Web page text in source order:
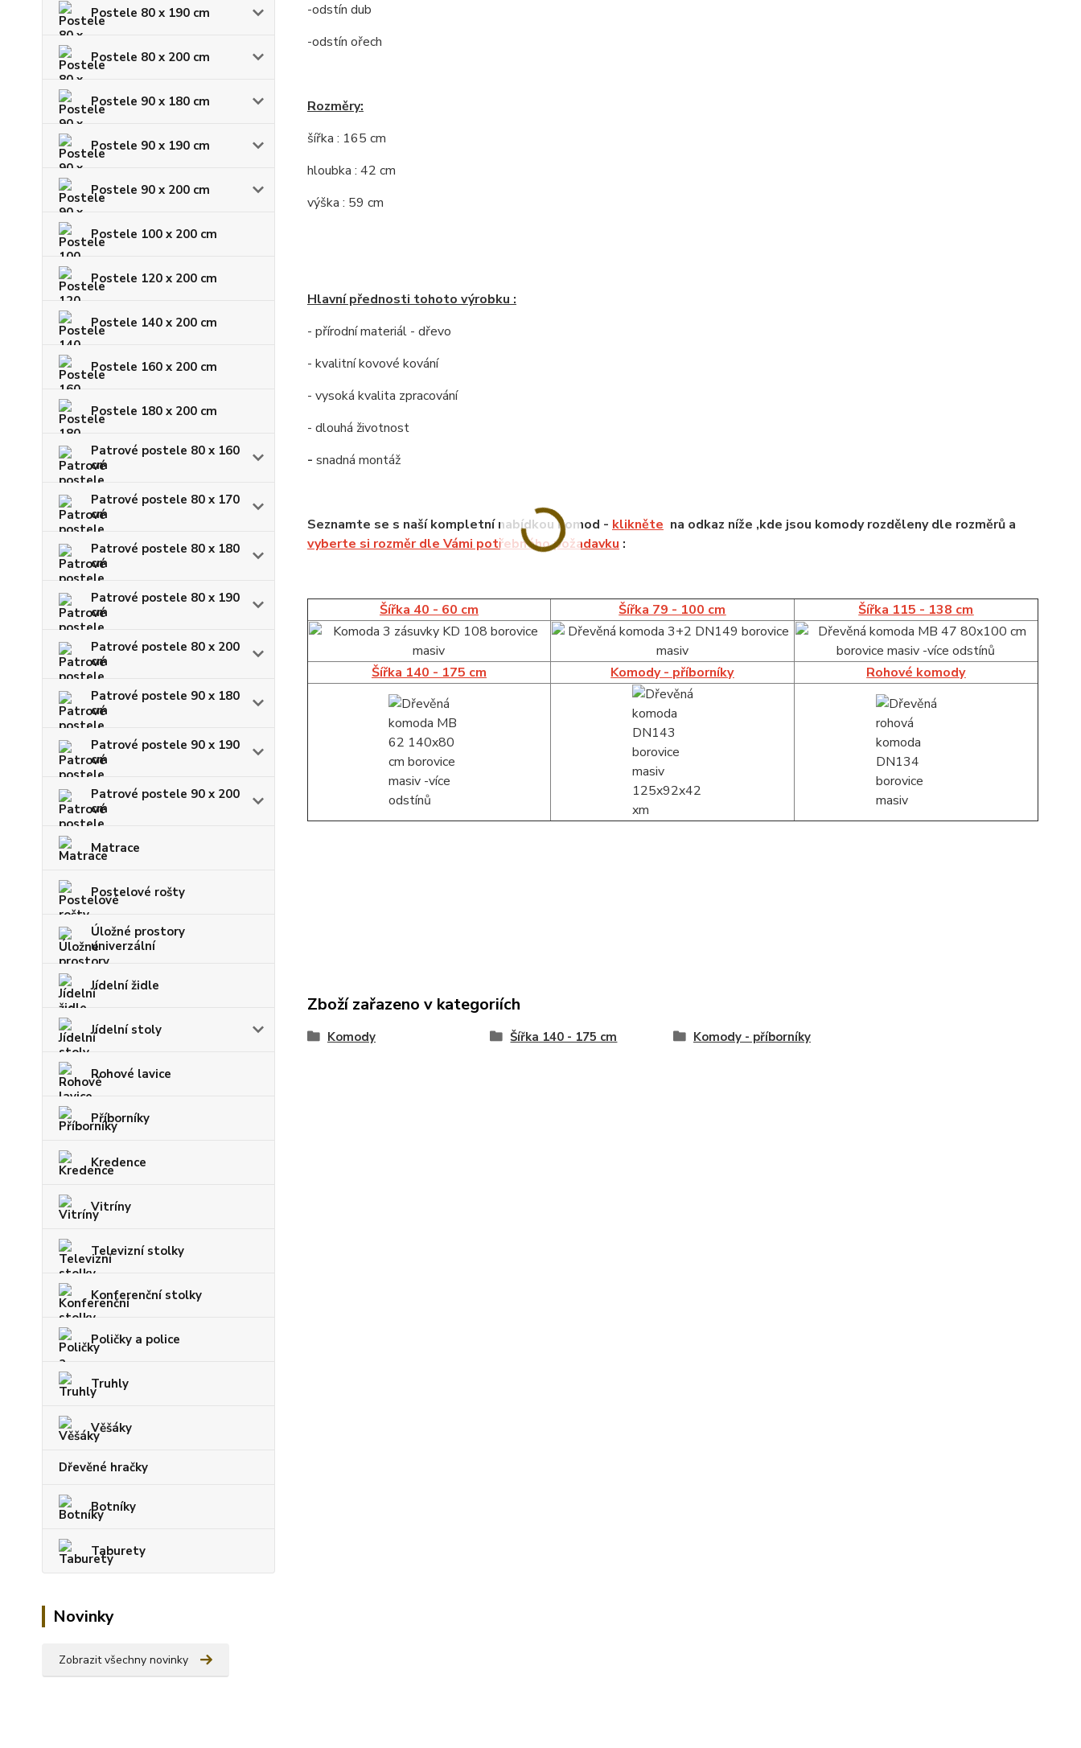
Postele 80 x 190 cm
Postele 80 x 200 cm
Postele 90 x 180 cm
Postele 90 x 190 cm
Postele 90 x 200 cm
Postele 100 x 200 cm
Postele 120 x 200 cm
Postele 140 x 200 cm
Postele 160 x 200 cm
Postele 180 x 200 cm
Patrové postele 80 x 160
cm
Patrové postele 80 x 170
cm
Patrové postele 80 x 180
cm
Patrové postele 80 x 190
cm
Patrové postele 80 x 200
cm
Patrové postele 90 x 180
cm
Patrové postele 90 x 190
cm
Patrové postele 90 x 200
cm
Matrace
Postelové rošty
Úložné prostory
univerzální
Jídelní židle
Jídelní stoly
Rohové lavice
Příborníky
Kredence
Vitríny
Televizní stolky
Konferenční stolky
Poličky a police
Truhly
Věšáky
Dřevěné hračky
Botníky
Taburety
Novinky
Zobrazit všechny novinky
-odstín dub
-odstín ořech
Rozměry:
šířka : 165 cm
hloubka : 42 cm
výška : 59 cm
Hlavní přednosti tohoto výrobku :
- přírodní materiál - dřevo
- kvalitní kovové kování
- vysoká kvalita zpracování
- dlouhá životnost
- snadná montáž
Seznamte se s naší kompletní nabídkou komod - klikněte na odkaz níže ,kde jsou komody rozděleny dle rozměrů a
vyberte si rozměr dle Vámi potřebného požadavku :
Šířka 40 - 60 cm Šířka 79 - 100 cm Šířka 115 - 138 cm
Šířka 140 - 175 cm Komody - příborníky Rohové komody
Zboží zařazeno v kategoriích
Komody Šířka 140 - 175 cm Komody - příborníky